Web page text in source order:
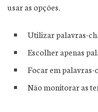
usar as opções.
Utilizar palavras-
Escolher apenas
Focar em
Não monitorar as